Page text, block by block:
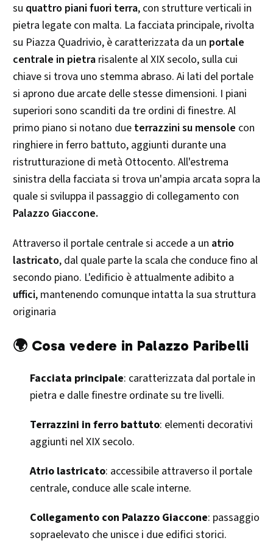
su quattro piani fuori terra, con strutture verticali in
pietra legate con malta. La facciata principale, rivolta
su Piazza Quadrivio, è caratterizzata da un portale
centrale in pietra risalente al XIX secolo, sulla cui
chiave si trova uno stemma abraso. Ai lati del portale
si aprono due arcate delle stesse dimensioni. I piani
superiori sono scanditi da tre ordini di finestre. Al
primo piano si notano due terrazzini su mensole con
ringhiere in ferro battuto, aggiunti durante una
ristrutturazione di metà Ottocento. All'estrema
sinistra della facciata si trova un'ampia arcata sopra la
quale si sviluppa il passaggio di collegamento con
Palazzo Giaccone.
Attraverso il portale centrale si accede a un atrio
lastricato, dal quale parte la scala che conduce fino al
secondo piano. L'edificio è attualmente adibito a
uffici, mantenendo comunque intatta la sua struttura
originaria
🌍 Cosa vedere in Palazzo Paribelli
Facciata principale: caratterizzata dal portale in
pietra e dalle finestre ordinate su tre livelli.
Terrazzini in ferro battuto: elementi decorativi
aggiunti nel XIX secolo.
Atrio lastricato: accessibile attraverso il portale
centrale, conduce alle scale interne.
Collegamento con Palazzo Giaccone: passaggio
sopraelevato che unisce i due edifici storici.